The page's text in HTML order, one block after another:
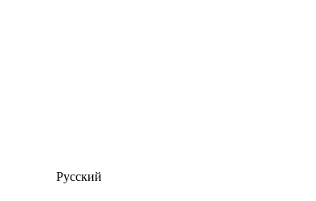
Русский